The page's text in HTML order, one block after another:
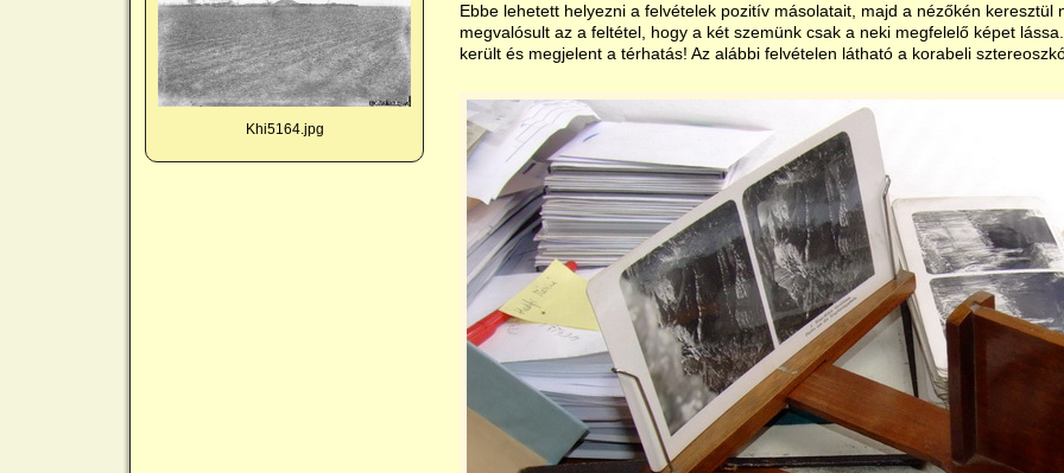
Ebbe lehetett helyezni a felvételek pozitív másolatait, majd a nézőkén
megvalósult az a feltétel, hogy a két szemünk csak a neki megfelelő képet
került és megjelent a térhatás! Az alábbi felvételen látható a korabeli
Khi5164.jpg